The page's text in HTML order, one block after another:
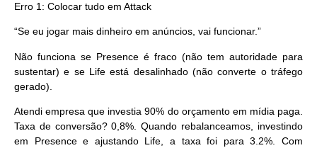
Erro 1: Colocar tudo em Attack
“Se eu jogar mais dinheiro em anúncios, vai funcionar.”
Não funciona se Presence é fraco (não tem autoridade para
sustentar) e se Life está desalinhado (não converte o tráfego
gerado).
Atendi empresa que investia 90% do orçamento em mídia paga.
Taxa de conversão? 0,8%. Quando rebalanceamos, investindo
em Presence e ajustando Life, a taxa foi para 3.2%. Com